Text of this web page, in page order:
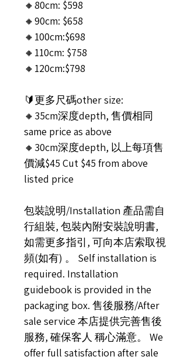
🔸80cm: $598
🔸90cm: $658
🔸100cm:$698
🔸110cm: $758
🔸120cm:$798
🔰更多尺碼other size:
🔸35cm深度depth, 售價相同
same price as above
🔸30cm深度depth, 以上每項售
價減$45 Cut $45 from above
listed price
包裝說明/Installation 產品需自
行組裝, 包裝內附安裝說明書,
如需更多指引, 可向本店索取視
頻(如有) 。 Self installation is
required. Installation
guidebook is provided in the
packaging box. 售後服務/After
sale service 本店提供完善售後
服務, 確保客人 稱心滿意。 We
offer full satisfaction after sale